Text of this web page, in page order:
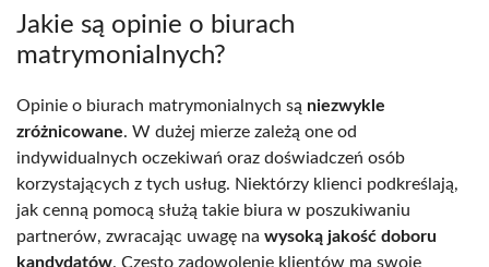
Jakie są opinie o biurach
matrymonialnych?
Opinie o biurach matrymonialnych są niezwykle
zróżnicowane. W dużej mierze zależą one od
indywidualnych oczekiwań oraz doświadczeń osób
korzystających z tych usług. Niektórzy klienci podkreślają,
jak cenną pomocą służą takie biura w poszukiwaniu
partnerów, zwracając uwagę na wysoką jakość doboru
kandydatów. Często zadowolenie klientów ma swoje